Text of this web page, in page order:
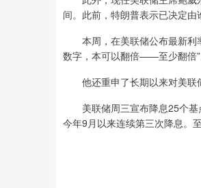
间。此前，特朗普表示已决定由
本周，在美联储公布最新利
数字，本可以翻倍——至少翻倍”
他还重申了长期以来对美联储
美联储周三宣布降息25个基
今年9月以来连续第三次降息。